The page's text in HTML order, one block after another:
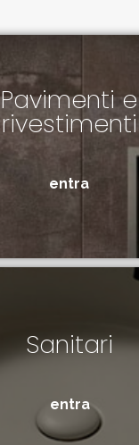
Pavimenti e
rivestimenti
entra
Sanitari
entra